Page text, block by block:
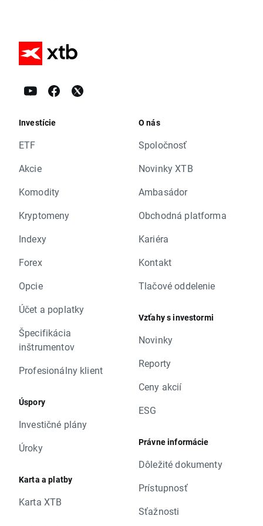
Investície
ETF
Akcie
Komodity
Kryptomeny
Indexy
Forex
Opcie
Účet a poplatky
Špecifikácia
inštrumentov
Profesionálny klient
Úspory
Investičné plány
Úroky
Karta a platby
Karta XTB
O nás
Spoločnosť
Novinky XTB
Ambasádor
Obchodná platforma
Kariéra
Kontakt
Tlačové oddelenie
Vzťahy s investormi
Novinky
Reporty
Ceny akcií
ESG
Právne informácie
Dôležité dokumenty
Prístupnosť
Sťažnosti